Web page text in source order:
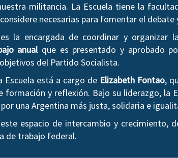
militancia. La Escuela tiene la
necesarias para fomentar el
la encargada de coordinar y organizar
anualque es presentado y aprobado
del Partido Socialista.
Escuela está a cargo de Elizabeth Fontao,
formación y reflexión. Bajo su liderazgo,
una Argentina más justa, solidaria e
espacio de intercambio y crecimiento,
de trabajo federal.